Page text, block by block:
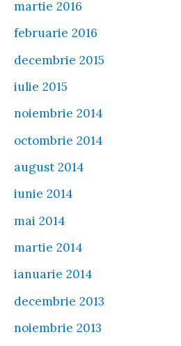
martie 2016
februarie 2016
decembrie 2015
iulie 2015
noiembrie 2014
octombrie 2014
august 2014
iunie 2014
mai 2014
martie 2014
ianuarie 2014
decembrie 2013
noiembrie 2013